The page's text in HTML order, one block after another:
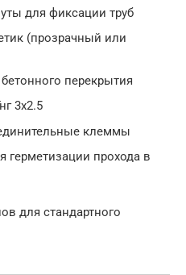
для фиксации труб
(прозрачный или
перекрытия
3х2.5
клеммы
герметизации прохода в
для стандартного